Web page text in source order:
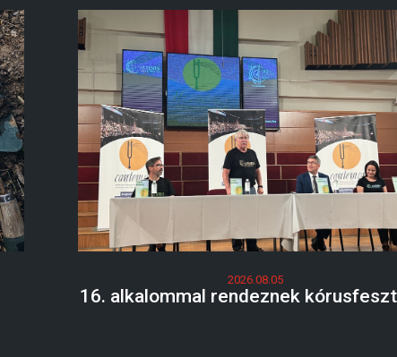
2026.08.05
16. alkalommal rendeznek